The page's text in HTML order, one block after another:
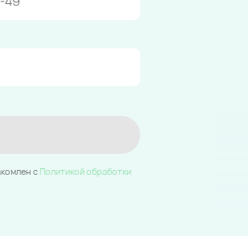
c Политикой обработки